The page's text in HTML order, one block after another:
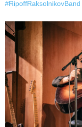
#RipoffRaksolnikovBand